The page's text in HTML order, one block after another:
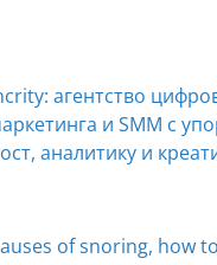
агентство
и SMM с
аналитику и
of snoring, how to